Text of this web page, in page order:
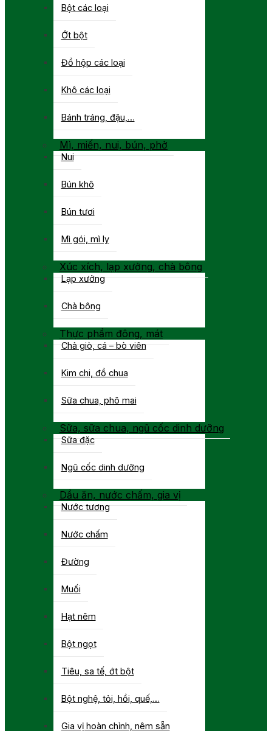
Bột các loại
Ớt bột
Đồ hộp các loại
Khô các loại
Bánh tráng, đậu,…
Mì, miến, nui, bún, phở
Nui
Bún khô
Bún tươi
Mì gói, mì ly
Xúc xích, lạp xưởng, chà bông
Lạp xưởng
Chà bông
Thực phẩm đông, mát
Chả giò, cá – bò viên
Kim chi, đồ chua
Sữa chua, phô mai
Sữa, sữa chua, ngũ cốc dinh dưỡng
Sữa đặc
Ngũ cốc dinh dưỡng
Dầu ăn, nước chấm, gia vị
Nước tương
Nước chấm
Đường
Muối
Hạt nêm
Bột ngọt
Tiêu, sa tế, ớt bột
Bột nghệ, tỏi, hồi, quế,…
Gia vị hoàn chỉnh, nêm sẵn